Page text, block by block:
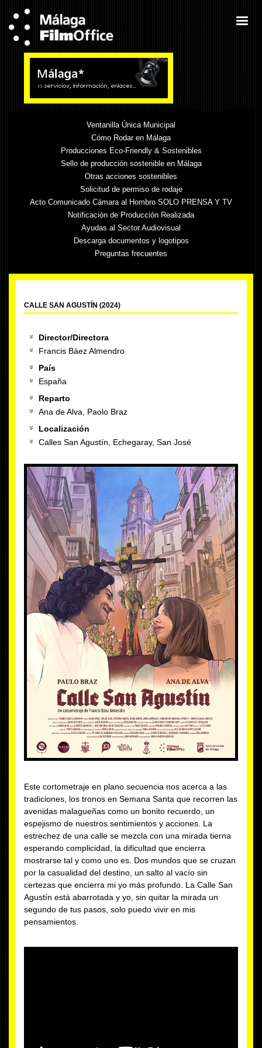
Ventanilla Única Municipal
Cómo Rodar en Málaga
Producciones Eco-Friendly & Sostenibles
Sello de producción sostenible en Málaga
Otras acciones sostenibles
Solicitud de permiso de rodaje
Acto Comunicado Cámara al Hombro SOLO PRENSA Y TV
Notificación de Producción Realizada
Ayudas al Sector Audiovisual
Descarga documentos y logotipos
Preguntas frecuentes
CALLE SAN AGUSTÍN (2024)
Director/Directora
Francis Báez Almendro
País
España
Reparto
Ana de Alva, Paolo Braz
Localización
Calles San Agustín, Echegaray, San José
Este cortometraje en plano secuencia nos acerca a las
tradiciones, los tronos en Semana Santa que recorren las
avenidas malagueñas como un bonito recuerdo, un
espejismo de nuestros sentimientos y acciones. La
estrechez de una calle se mezcla con una mirada tierna
esperando complicidad, la dificultad que encierra
mostrarse tal y como uno es. Dos mundos que se cruzan
por la casualidad del destino, un salto al vacío sin
certezas que encierra mi yo más profundo. La Calle San
Agustín está abarrotada y yo, sin quitar la mirada un
segundo de tus pasos, solo puedo vivir en mis
pensamientos.